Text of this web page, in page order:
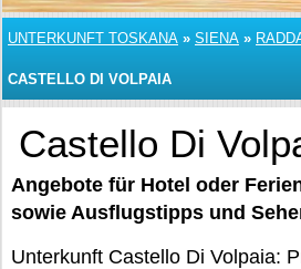
UNTERKUNFT TOSKANA » SIENA »
CASTELLO DI VOLPAIA
Castello Di
Angebote für Hotel oder
sowie Ausflugstipps und
Unterkunft Castello Di Volpaia: